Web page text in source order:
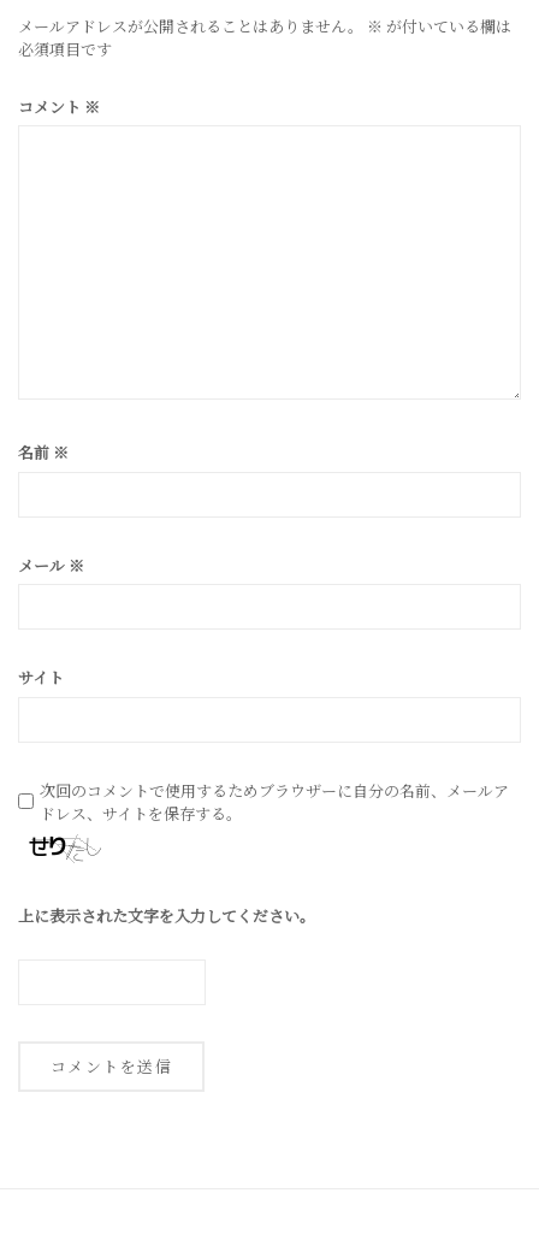
メールアドレスが公開されることはありません。 ※ が付いている欄は
必須項目です
コメント ※
名前 ※
メール ※
サイト
次回のコメントで使用するためブラウザーに自分の名前、メールア
ドレス、サイトを保存する。
上に表示された文字を入力してください。